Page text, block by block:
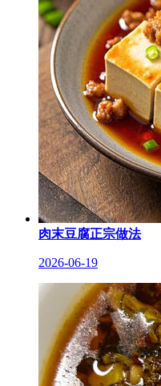
肉末豆腐正宗做法
2026-06-19